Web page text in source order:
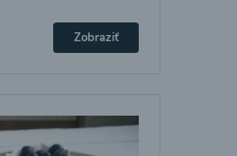
Zobraziť